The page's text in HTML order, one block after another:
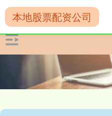
本地股票配资公司